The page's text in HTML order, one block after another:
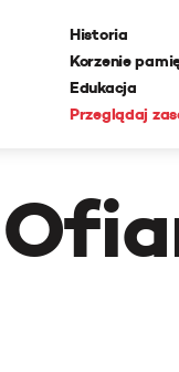
Historia
Korzenie
Edukacja
Przeglądaj